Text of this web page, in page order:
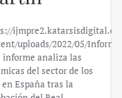
Bank:
análisis